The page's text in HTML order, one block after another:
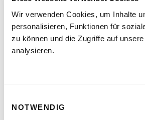
Wir verwenden Cookies, um Inhalte
personalisieren, Funktionen für
zu können und die Zugriffe auf
analysieren.
NOTWENDIG